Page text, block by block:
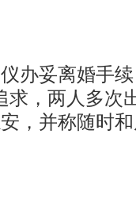
妥离婚手续
求，两人多次
，并称随时